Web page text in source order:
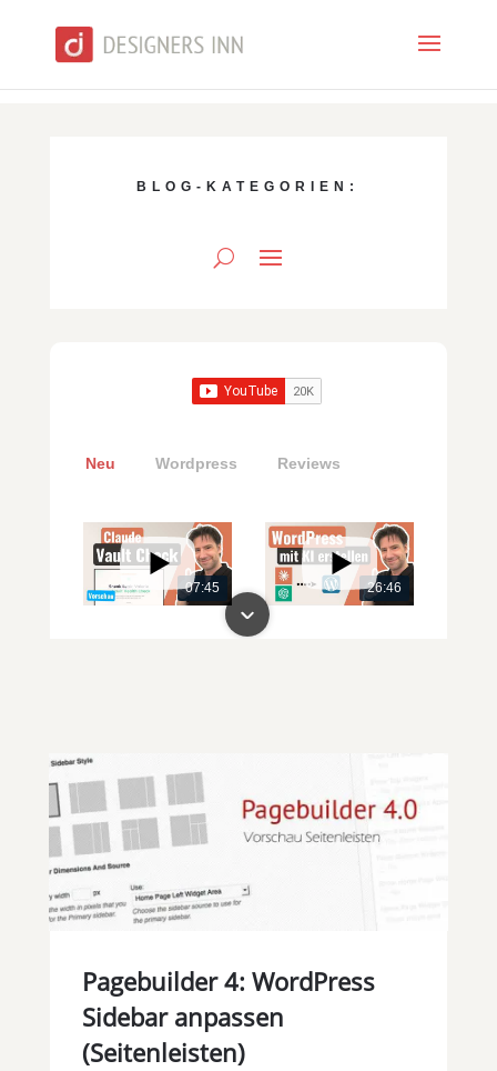
BLOG-KATEGORIEN:
Neu Wordpress Reviews
07:45 26:46
Pagebuilder 4: WordPress
Sidebar anpassen
(Seitenleisten)